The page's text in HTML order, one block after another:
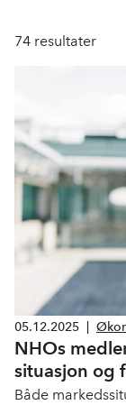
74 resultater
05.12.2025
NHOs
situasjon og
Både